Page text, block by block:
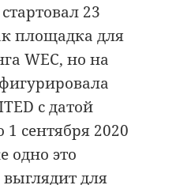
23
площадка для
WEC, но на
с датой
сентября 2020
одно это
для